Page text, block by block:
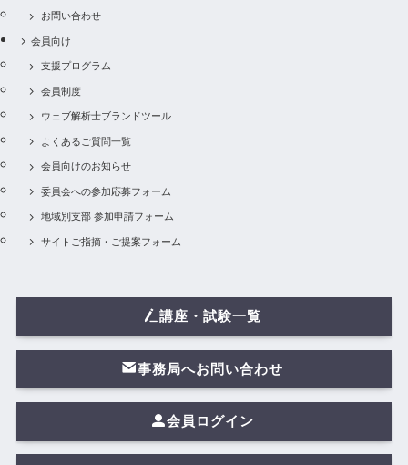
お問い合わせ
会員向け
支援プログラム
会員制度
ウェブ解析士ブランドツール
よくあるご質問一覧
会員向けのお知らせ
委員会への参加応募フォーム
地域別支部 参加申請フォーム
サイトご指摘・ご提案フォーム
講座・試験一覧
事務局へお問い合わせ
会員ログイン